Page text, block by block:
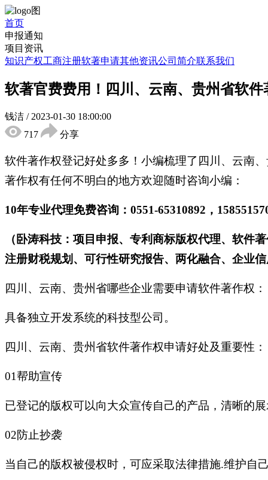
首页
申报通知
项目资讯
知识产权工商注册软著申请其他资讯公司简介联系我们
软著官费费用！四川、云南、贵州省软
钱洁 / 2023-01-30 18:00:00
717
分享
软件著作权登记好处多多！小编梳理了四川、云南
著作权有任何不明白的地方欢迎随时咨询小编：
10年专业代理免费咨询：0551-65310892，
（卧涛科技：项目申报、专利商标版权代理、软件
注册财税规划、可行性研究报告、两化融合、企业
四川、云南、贵州省哪些企业需要申请软件著作权：
具备独立开发系统的科技型公司。
四川、云南、贵州省软件著作权申请好处及重要性：
01帮助宣传
已登记的版权可以向大众宣传自己的产品，清晰的
02防止抄袭
当自己的版权被侵权时，可应采取法律措施.维护自